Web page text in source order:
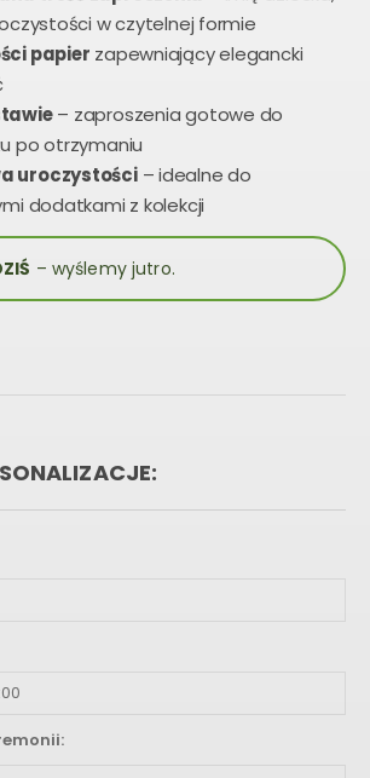
w czytelnej formie
papier zapewniający elegancki
– zaproszenia gotowe do
po otrzymaniu
uroczystości– idealne do
dodatkami z kolekcji
– wyślemy jutro.